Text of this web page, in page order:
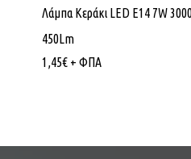
Λάμπα Κεράκι LED E14 7W
450Lm
1,45€ + ΦΠΑ